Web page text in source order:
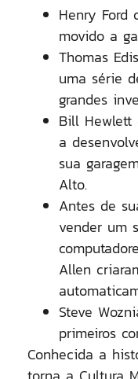
Henry Ford
movido a
Thomas
uma série
grandes
Bill Hewlett
a
sua
Alto.
Antes de
vender um
Allen
Steve
primeiros
Conhecida a